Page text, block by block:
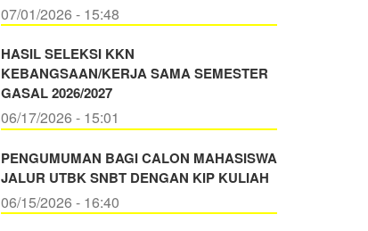
07/01/2026 - 15:48
HASIL SELEKSI KKN
KEBANGSAAN/KERJA SAMA SEMESTER
GASAL 2026/2027
06/17/2026 - 15:01
PENGUMUMAN BAGI CALON MAHASISWA
JALUR UTBK SNBT DENGAN KIP KULIAH
06/15/2026 - 16:40